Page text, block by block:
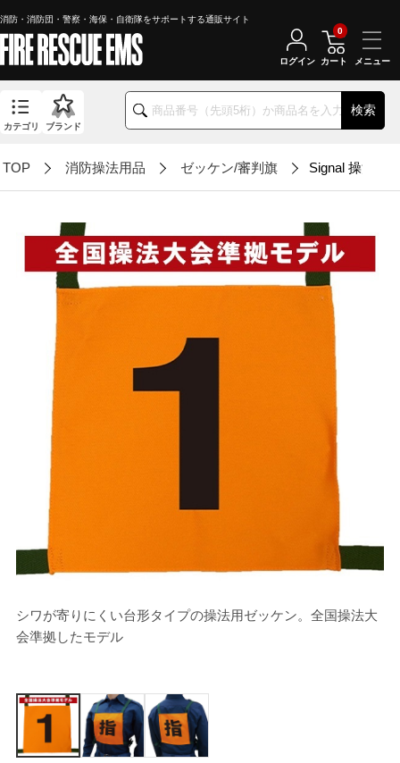
消防・消防団・警察・海保・自衛隊をサポートする通販サイト
検索
カテゴリ ブランド
ログイン カート
0
TOP 消防操法用品 ゼッケン/審判旗 Signal 操法用
シワが寄りにくい台形タイプの操法用ゼッケン。全国操法大
会準拠したモデル